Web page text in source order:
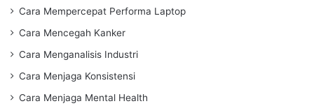
Cara Mempercepat Performa Laptop
Cara Mencegah Kanker
Cara Menganalisis Industri
Cara Menjaga Konsistensi
Cara Menjaga Mental Health